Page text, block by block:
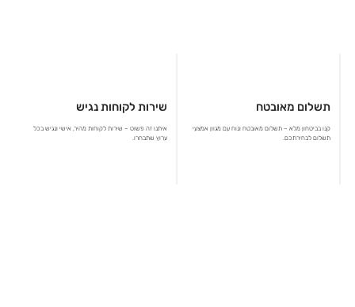
שירות לקוחות נגיש
איתנו זה פשוט – שירות לקוחות מהיר, אישי ונגיש בכל
ערוץ שתבחרו.
תשלום מאובטח
קנו בביטחון מלא – תשלום מאובטח ונוח עם מגוון אמצעי
תשלום לבחירתכם.